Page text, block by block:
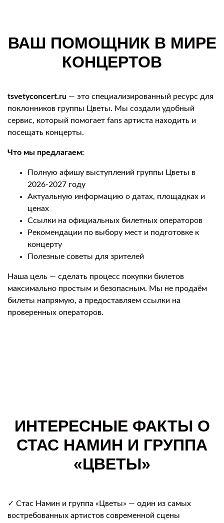
ВАШ ПОМОЩНИК В МИРЕ
КОНЦЕРТОВ
tsvetyconcert.ru — это специализированный ресурс для
поклонников группы Цветы. Мы создали удобный
сервис, который помогает fans артиста находить и
посещать концерты.
Что мы предлагаем:
Полную афишу выступлений группы Цветы в
2026-2027 году
Актуальную информацию о датах, площадках и
ценах
Ссылки на официальных билетных операторов
Рекомендации по выбору мест и подготовке к
концерту
Полезные советы для зрителей
Наша цель — сделать процесс покупки билетов
максимально простым и безопасным. Мы не продаём
билеты напрямую, а предоставляем ссылки на
проверенных операторов.
ИНТЕРЕСНЫЕ ФАКТЫ О
СТАС НАМИН И ГРУППА
«ЦВЕТЫ»
✓ Стас Намин и группа «Цветы» — один из самых
востребованных артистов современной сцены